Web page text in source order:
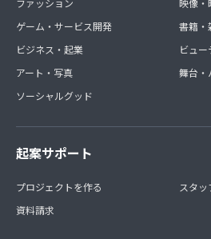
ファッション
ゲーム・サービス開発
ビジネス・起業
アート・写真
ソーシャルグッド
映像・
書籍・
ビュ
舞台・
起案サポート
プロジェクトを作る
資料請求
スタッ